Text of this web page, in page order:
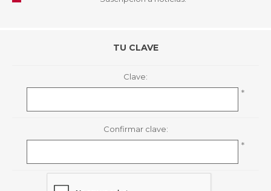
TU CLAVE
Clave:
*
Confirmar clave:
*